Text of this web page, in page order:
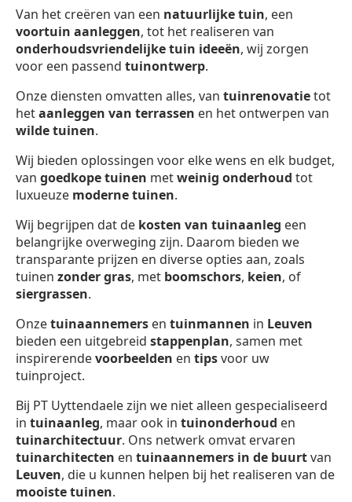
Van het creëren van een natuurlijke tuin, een
voortuin aanleggen, tot het realiseren van
onderhoudsvriendelijke tuin ideeën, wij zorgen
voor een passend tuinontwerp.
Onze diensten omvatten alles, van tuinrenovatietot
hetaanleggen van terrassen en het ontwerpen van
wilde tuinen.
Wij bieden oplossingen voor elke wens en elk budget,
van goedkope tuinen metweinig onderhoud tot
luxueuze moderne tuinen.
Wij begrijpen dat de kosten van tuinaanleg een
belangrijke overweging zijn. Daarom bieden we
transparante prijzen en diverse opties aan, zoals
tuinen zonder gras, met boomschors, keien, of
siergrassen.
Onzetuinaannemers en tuinmannen in Leuven
bieden een uitgebreid stappenplan, samen met
inspirerendevoorbeelden en tipsvoor uw
tuinproject.
Bij PT Uyttendaele zijn we niet alleen gespecialiseerd
in tuinaanleg, maar ook in tuinonderhoud en
tuinarchitectuur. Ons netwerk omvat ervaren
tuinarchitecten en tuinaannemers in de buurtvan
Leuven, die u kunnen helpen bij het realiseren van de
mooiste tuinen.